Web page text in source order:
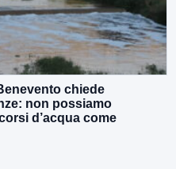
chiede
non possiamo
d’acqua come